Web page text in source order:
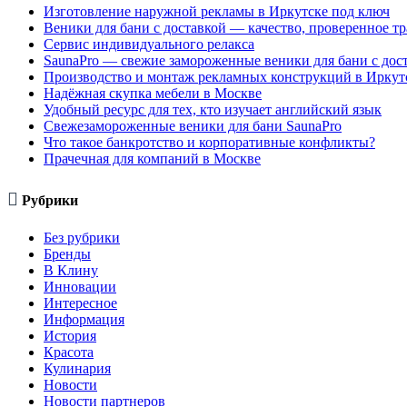
Изготовление наружной рекламы в Иркутске под ключ
Веники для бани с доставкой — качество, проверенное
Сервис индивидуального релакса
SaunaPro — свежие замороженные веники для бани с
Производство и монтаж рекламных конструкций в
Надёжная скупка мебели в Москве
Удобный ресурс для тех, кто изучает английский язык
Свежезамороженные веники для бани SaunaPro
Что такое банкротство и корпоративные конфликты?
Прачечная для компаний в Москве
 Рубрики
Без рубрики
Бренды
В Клину
Инновации
Интересное
Информация
История
Красота
Кулинария
Новости
Новости партнеров